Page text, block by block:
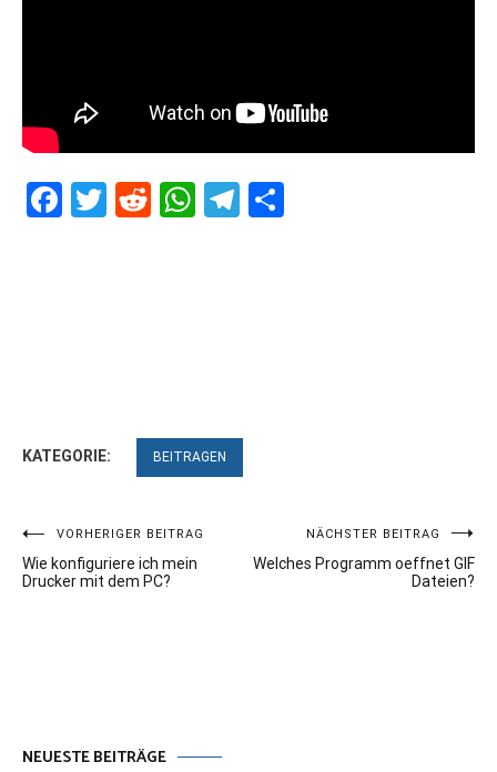
Facebook
Twitter
RedditWhatsApp
Telegram
KATEGORIE: BEITRAGEN
Beitragsnavigation
VORHERIGER BEITRAG
Wie konfiguriere ich mein
Drucker mit dem PC?
NÄCHSTER BEITRAG
Welches Programm oeffnet GIF
Dateien?
NEUESTE BEITRÄGE